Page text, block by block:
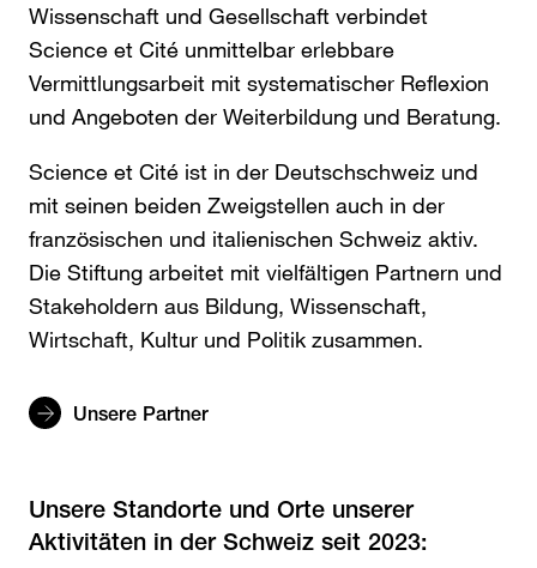
Wissenschaft und Gesellschaft verbindet
Science et Cité unmittelbar erlebbare
Vermittlungsarbeit mit systematischer Reflexion
und Angeboten der Weiterbildung und Beratung.
Science et Cité ist in der Deutschschweiz und
mit seinen beiden Zweigstellen auch in der
französischen und italienischen Schweiz aktiv.
Die Stiftung arbeitet mit vielfältigen Partnern und
Stakeholdern aus Bildung, Wissenschaft,
Wirtschaft, Kultur und Politik zusammen.
Unsere Partner
Unsere Standorte und Orte unserer
Aktivitäten in der Schweiz seit 2023: